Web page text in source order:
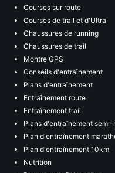
Courses sur route
Courses de trail et d'Ultra
Chaussures de running
Chaussures de trail
Montre GPS
Conseils d'entraînement
Plans d'entraînement
Entraînement route
Entraînement trail
Plans d'entraînement
Plan d'entraînement
Plan d'entraînement 10km
Nutrition